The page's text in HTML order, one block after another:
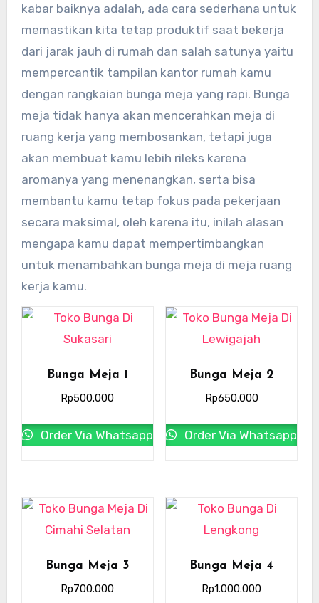
kabar baiknya adalah, ada cara sederhana untuk
memastikan kita tetap produktif saat bekerja
dari jarak jauh di rumah dan salah satunya yaitu
mempercantik tampilan kantor rumah kamu
dengan rangkaian bunga meja yang rapi. Bunga
meja tidak hanya akan mencerahkan meja di
ruang kerja yang membosankan, tetapi juga
akan membuat kamu lebih rileks karena
aromanya yang menenangkan, serta bisa
membantu kamu tetap fokus pada pekerjaan
secara maksimal, oleh karena itu, inilah alasan
mengapa kamu dapat mempertimbangkan
untuk menambahkan bunga meja di meja ruang
kerja kamu.
Bunga Meja 1
Rp500.000
Order Via Whatsapp
Bunga Meja 2
Rp650.000
Order Via Whatsapp
Bunga Meja 3
Rp700.000
Bunga Meja 4
Rp1.000.000